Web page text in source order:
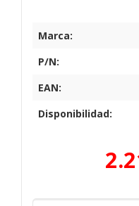
Marca:
P/N:
EAN:
Disponibilidad: